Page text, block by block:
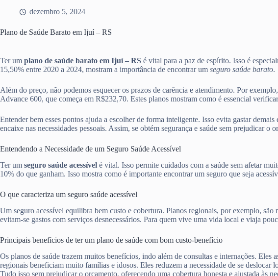
dezembro 5, 2024
Plano de Saúde Barato em Ijuí – RS
Ter um plano de saúde barato em Ijuí – RS é vital para a paz de espírito. Isso é
15,50% entre 2020 a 2024, mostram a importância de encontrar um seguro saúde barato.
Além do preço, não podemos esquecer os prazos de carência e atendimento. Por
Advance 600, que começa em R$232,70. Estes planos mostram como é essencial
Entender bem esses pontos ajuda a escolher de forma inteligente. Isso evita gastar
encaixe nas necessidades pessoais. Assim, se obtém segurança e saúde sem prejudicar o
Entendendo a Necessidade de um Seguro Saúde Acessível
Ter um seguro saúde acessível é vital. Isso permite cuidados com a saúde sem afetar
10% do que ganham. Isso mostra como é importante encontrar um seguro que seja
O que caracteriza um seguro saúde acessível
Um seguro acessível equilibra bem custo e cobertura. Planos regionais, por exemplo,
evitam-se gastos com serviços desnecessários. Para quem vive uma vida local e viaja
Principais benefícios de ter um plano de saúde com bom custo-benefício
Os planos de saúde trazem muitos benefícios, indo além de consultas e internações.
regionais beneficiam muito famílias e idosos. Eles reduzem a necessidade de se
Tudo isso sem prejudicar o orçamento, oferecendo uma cobertura honesta e ajustada às